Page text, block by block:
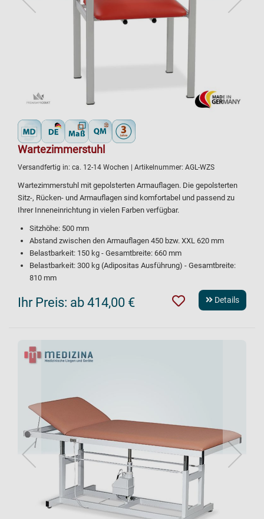
Wartezimmerstuhl
Versandfertig in: ca. 12-14 Wochen | Artikelnummer: AGL-WZS
Wartezimmerstuhl mit gepolsterten Armauflagen. Die gepolsterten
Sitz-, Rücken- und Armauflagen sind komfortabel und passend zu
Ihrer Inneneinrichtung in vielen Farben verfügbar.
Sitzhöhe: 500 mm
Abstand zwischen den Armauflagen 450 bzw. XXL 620 mm
Belastbarkeit: 150 kg - Gesamtbreite: 660 mm
Belastbarkeit: 300 kg (Adipositas Ausführung) - Gesamtbreite:
810 mm
Ihr Preis: ab 414,00 € Details